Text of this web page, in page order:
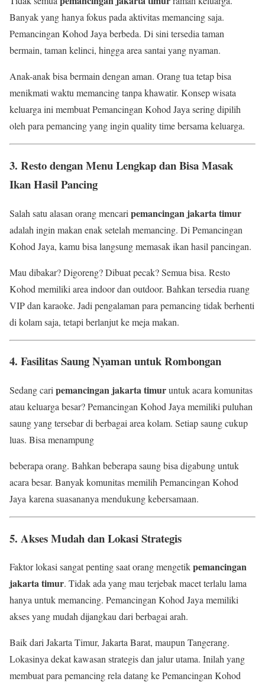
Banyak yang hanya fokus pada aktivitas memancing saja.
Pemancingan Kohod Jaya berbeda. Di sini tersedia taman
bermain, taman kelinci, hingga area santai yang nyaman.
Anak-anak bisa bermain dengan aman. Orang tua tetap bisa
menikmati waktu memancing tanpa khawatir. Konsep wisata
keluarga ini membuat Pemancingan Kohod Jaya sering dipilih
oleh para pemancing yang ingin quality time bersama keluarga.
3. Resto dengan Menu Lengkap dan Bisa Masak
Ikan Hasil Pancing
Salah satu alasan orang mencari pemancingan jakarta timur
adalah ingin makan enak setelah memancing. Di Pemancingan
Kohod Jaya, kamu bisa langsung memasak ikan hasil pancingan.
Mau dibakar? Digoreng? Dibuat pecak? Semua bisa. Resto
Kohod memiliki area indoor dan outdoor. Bahkan tersedia ruang
VIP dan karaoke. Jadi pengalaman para pemancing tidak berhenti
di kolam saja, tetapi berlanjut ke meja makan.
4. Fasilitas Saung Nyaman untuk Rombongan
Sedang cari pemancingan jakarta timuruntuk acara komunitas
atau keluarga besar? Pemancingan Kohod Jaya memiliki puluhan
saung yang tersebar di berbagai area kolam. Setiap saung cukup
luas. Bisa menampung
beberapa orang. Bahkan beberapa saung bisa digabung untuk
acara besar. Banyak komunitas memilih Pemancingan Kohod
Jaya karena suasananya mendukung kebersamaan.
5. Akses Mudah dan Lokasi Strategis
Faktor lokasi sangat penting saat orang mengetikpemancingan
jakarta timur. Tidak ada yang mau terjebak macet terlalu lama
hanya untuk memancing. Pemancingan Kohod Jaya memiliki
akses yang mudah dijangkau dari berbagai arah.
Baik dari Jakarta Timur, Jakarta Barat, maupun Tangerang.
Lokasinya dekat kawasan strategis dan jalur utama. Inilah yang
membuat para pemancing rela datang ke Pemancingan Kohod